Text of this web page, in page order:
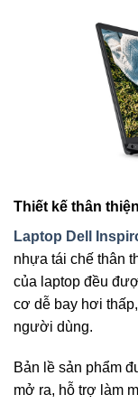
Thiết kế thân thiện
Laptop Dell
nhựa tái chế thân
của laptop đều
cơ dễ bay hơi
người dùng.
Bản lề sản phẩm
mở ra, hỗ trợ làm